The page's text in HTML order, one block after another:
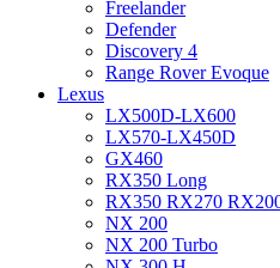
Freelander
Defender
Discovery 4
Range Rover Evoque
Lexus
LX500D-LX600
LX570-LX450D
GX460
RX350 Long
RX350 RX270
NX 200
NX 200 Turbo